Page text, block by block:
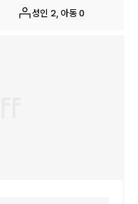
성인 2, 아동 0